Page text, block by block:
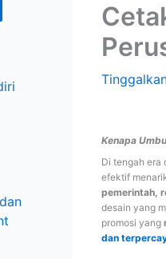
Kenapa
Di tengah era
efektif
pemerintah,
desain yang
promosi yang
dan